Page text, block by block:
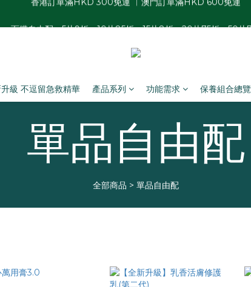
級 不逗留急救精華
產品系列 功能需求 保養組合總覽
單品自由配
全部商品 > 單品自由配